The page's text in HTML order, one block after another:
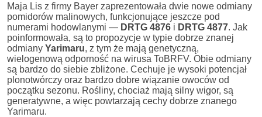
Maja Lis z firmy Bayer zaprezentowała dwie nowe odmiany
pomidorów malinowych, funkcjonujące jeszcze pod
numerami hodowlanymi — DRTG 4876 i DRTG 4877. Jak
poinformowała, są to propozycje w typie dobrze znanej
odmiany Yarimaru, z tym że mają genetyczną,
wielogenową odporność na wirusa ToBRFV. Obie odmiany
są bardzo do siebie zbliżone. Cechuje je wysoki potencjał
plonotwórczy oraz bardzo dobre wiązanie owoców od
początku sezonu. Rośliny, chociaż mają silny wigor, są
generatywne, a więc powtarzają cechy dobrze znanego
Yarimaru.